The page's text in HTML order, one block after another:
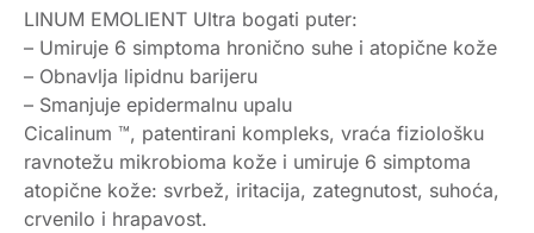
LINUM EMOLIENT Ultra bogati puter:
– Umiruje 6 simptoma hronično suhe i atopične kože
– Obnavlja lipidnu barijeru
– Smanjuje epidermalnu upalu
Cicalinum ™, patentirani kompleks, vraća fiziološku
ravnotežu mikrobioma kože i umiruje 6 simptoma
atopične kože: svrbež, iritacija, zategnutost, suhoća,
crvenilo i hrapavost.